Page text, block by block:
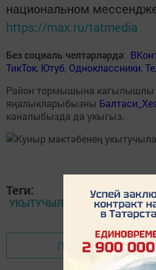
национальном
https://max.ru/tatmedia
Без социаль челтәрләрдә:
ТикТок, Ютуб, Одноклассники,
Район тормышына кагылышлы
яңалыкларыбызны
каналыбызда да укыгыз.
Теги:
УКЫТУЧЫЛАР КӨНЕ
Перейти на